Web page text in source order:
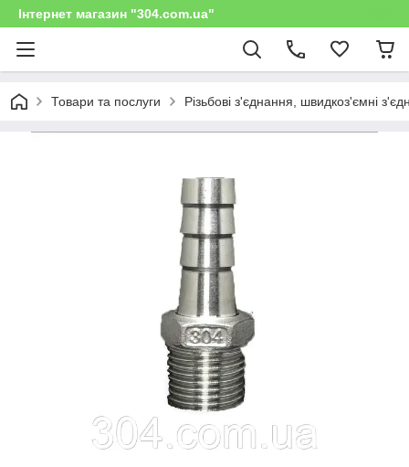
Інтернет магазин "304.com.ua"
Товари та послуги Різьбові з'єднання, швидкоз'ємні